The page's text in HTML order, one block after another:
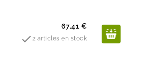
Prix
67.41 €
 2 articles en stock